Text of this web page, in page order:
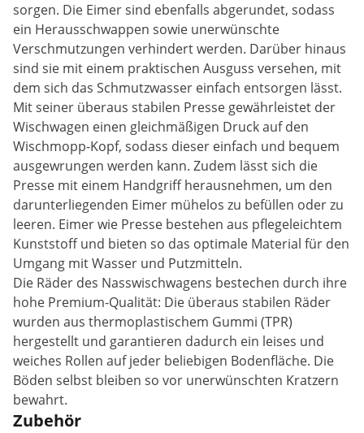
sorgen. Die Eimer sind ebenfalls abgerundet, sodass
ein Herausschwappen sowie unerwünschte
Verschmutzungen verhindert werden. Darüber hinaus
sind sie mit einem praktischen Ausguss versehen, mit
dem sich das Schmutzwasser einfach entsorgen lässt.
Mit seiner überaus stabilen Presse gewährleistet der
Wischwagen einen gleichmäßigen Druck auf den
Wischmopp-Kopf, sodass dieser einfach und bequem
ausgewrungen werden kann. Zudem lässt sich die
Presse mit einem Handgriff herausnehmen, um den
darunterliegenden Eimer mühelos zu befüllen oder zu
leeren. Eimer wie Presse bestehen aus pflegeleichtem
Kunststoff und bieten so das optimale Material für den
Umgang mit Wasser und Putzmitteln.
Die Räder des Nasswischwagens bestechen durch ihre
hohe Premium-Qualität: Die überaus stabilen Räder
wurden aus thermoplastischem Gummi (TPR)
hergestellt und garantieren dadurch ein leises und
weiches Rollen auf jeder beliebigen Bodenfläche. Die
Böden selbst bleiben so vor unerwünschten Kratzern
bewahrt.
Zubehör